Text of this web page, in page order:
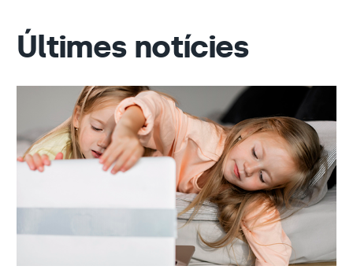
Últimes notícies